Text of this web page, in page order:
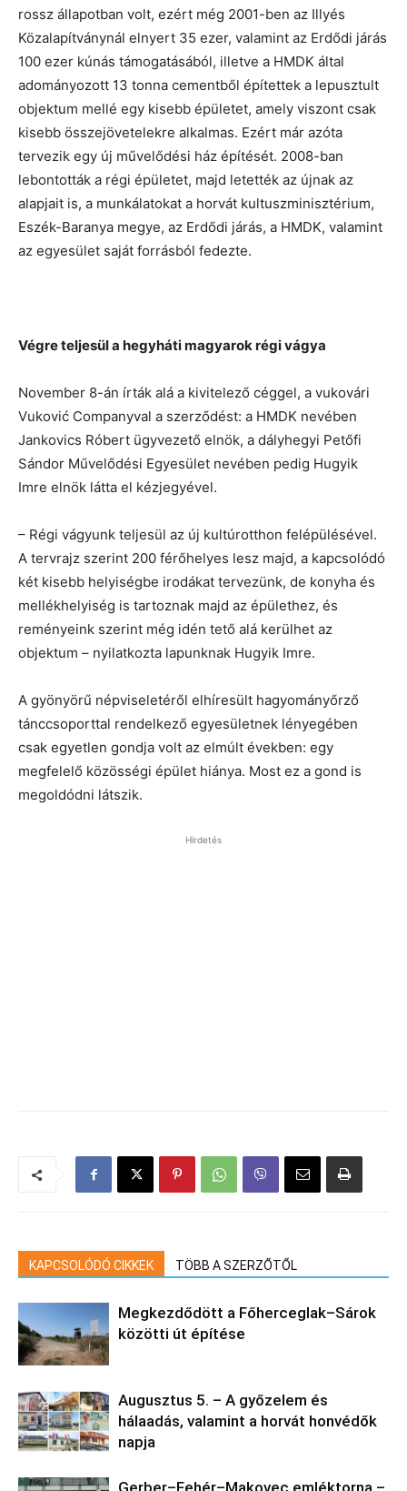
rossz állapotban volt, ezért még 2001-ben az Illyés
Közalapítványnál elnyert 35 ezer, valamint az Erdődi járás
100 ezer kúnás támogatásából, illetve a HMDK által
adományozott 13 tonna cementből építettek a lepusztult
objektum mellé egy kisebb épületet, amely viszont csak
kisebb összejövetelekre alkalmas. Ezért már azóta
tervezik egy új művelődési ház építését. 2008-ban
lebontották a régi épületet, majd letették az újnak az
alapjait is, a munkálatokat a horvát kultuszminisztérium,
Eszék-Baranya megye, az Erdődi járás, a HMDK, valamint
az egyesület saját forrásból fedezte.
Végre teljesül a hegyháti magyarok régi vágya
November 8-án írták alá a kivitelező céggel, a vukovári
Vuković Companyval a szerződést: a HMDK nevében
Jankovics Róbert ügyvezető elnök, a dályhegyi Petőfi
Sándor Művelődési Egyesület nevében pedig Hugyik
Imre elnök látta el kézjegyével.
– Régi vágyunk teljesül az új kultúrotthon felépülésével.
A tervrajz szerint 200 férőhelyes lesz majd, a kapcsolódó
két kisebb helyiségbe irodákat tervezünk, de konyha és
mellékhelyiség is tartoznak majd az épülethez, és
reményeink szerint még idén tető alá kerülhet az
objektum – nyilatkozta lapunknak Hugyik Imre.
A gyönyörű népviseletéről elhíresült hagyományőrző
tánccsoporttal rendelkező egyesületnek lényegében
csak egyetlen gondja volt az elmúlt években: egy
megfelelő közösségi épület hiánya. Most ez a gond is
megoldódni látszik.
Hirdetés
KAPCSOLÓDÓ CIKKEK TÖBB A SZERZŐTŐL
Megkezdődött a Főherceglak–Sárok
közötti út építése
Augusztus 5. – A győzelem és
hálaadás, valamint a horvát honvédők
napja
Gerber–Fehér–Makovec emléktorna –